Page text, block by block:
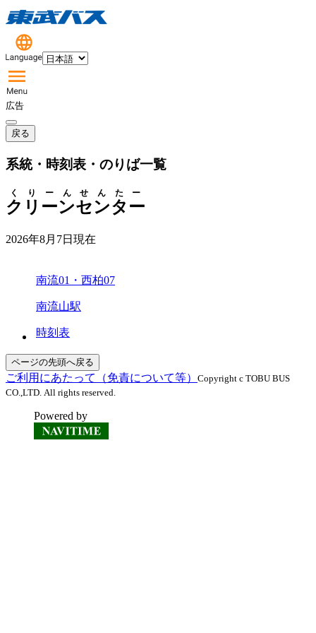
広告
戻る
系統・時刻表・のりば一覧
クリーンセンター
くりーんせんたー
2026年8月7日 現在
南流01・西柏07
南流山駅
時刻表
ページの先頭へ戻る
ご利用にあたって（免責について等） Copyright c TOBU BUS
CO.,LTD. All rights reserved.
Powered by